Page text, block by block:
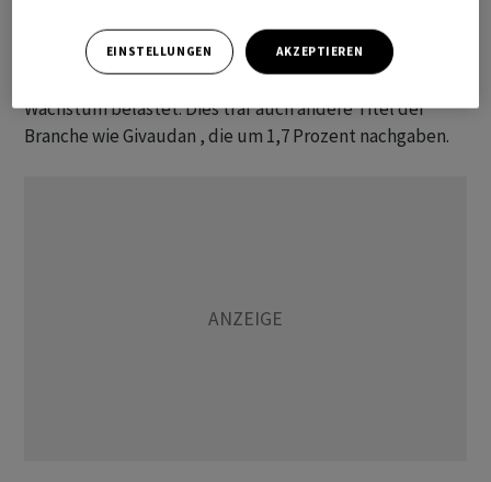
Symrise setzten sich die negativen Nachrichten aus
dem Sektor fort. Eine schwächere Nachfrage nach
Probiotika, Duftstoffen und Menthol hatte das
Wachstum belastet. Dies traf auch andere Titel der
Branche wie Givaudan , die um 1,7 Prozent nachgaben.
EINSTELLUNGEN AKZEPTIEREN